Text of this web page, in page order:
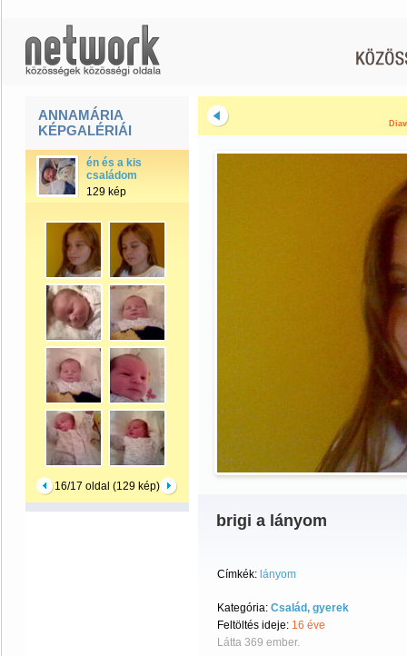
ANNAMÁRIA
KÉPGALÉRIÁI
én és a kis
családom
129 kép
16/17 oldal (129 kép)
brigi a lányom
Címkék: lányom
Kategória: Család, gyerek
Feltöltés ideje: 16 éve
Látta 369 ember.